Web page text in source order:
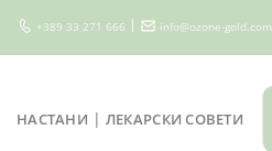
+389 33 271 666 | info@ozone-gold.com
НАСТАНИ | ЛЕКАРСКИ СОВЕТИ